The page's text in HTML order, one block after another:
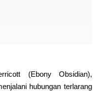
(Ebony Obsidian),
hubungan terlarang